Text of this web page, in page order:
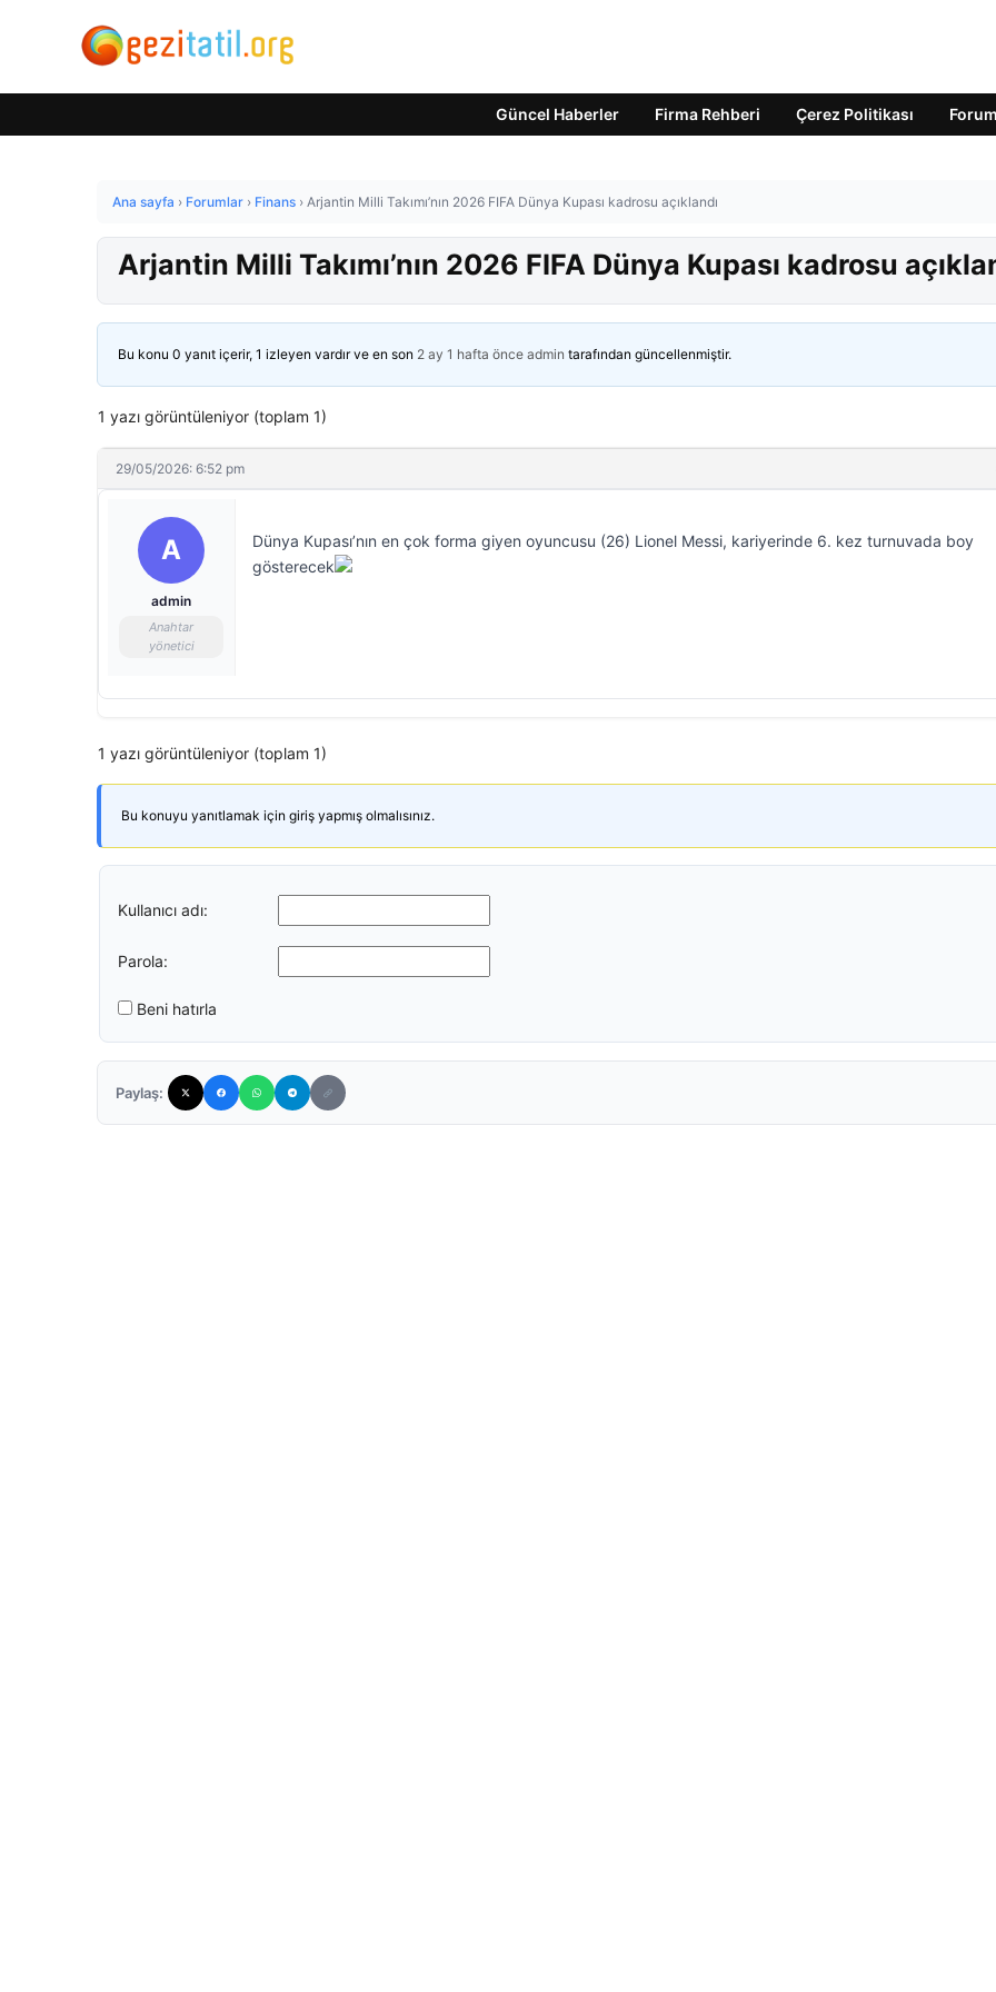
Güncel Haberler Firma Rehberi Çerez Politikası Forum
Ana sayfa › Forumlar › Finans › Arjantin Milli Takımı’nın 2026 FIFA Dünya Kupası kadrosu açıklandı
Arjantin Milli Takımı’nın 2026 FIFA Dünya Kupası kadrosu
Bu konu 0 yanıt içerir, 1 izleyen vardır ve en son 2 ay 1 hafta önce admin tarafından güncellenmiştir.
1 yazı görüntüleniyor (toplam 1)
29/05/2026: 6:52 pm
A
admin
Anahtar
yönetici
Dünya Kupası’nın en çok forma giyen oyuncusu (26) Lionel Messi, kariyerinde 6. kez turnuvada boy
gösterecek
1 yazı görüntüleniyor (toplam 1)
Bu konuyu yanıtlamak için giriş yapmış olmalısınız.
Kullanıcı adı:
Parola:
Beni hatırla
Paylaş: